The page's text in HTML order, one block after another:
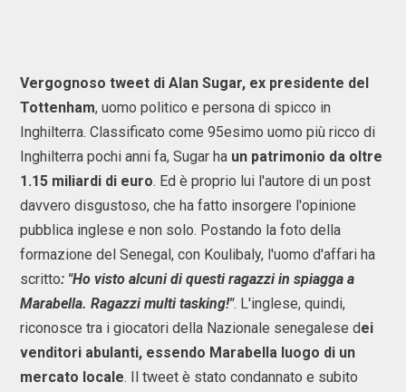
Vergognoso tweet di Alan Sugar, ex presidente del
Tottenham, uomo politico e persona di spicco in
Inghilterra. Classificato come 95esimo uomo più ricco di
Inghilterra pochi anni fa, Sugar ha un patrimonio da oltre
1.15 miliardi di euro. Ed è proprio lui l'autore di un post
davvero disgustoso, che ha fatto insorgere l'opinione
pubblica inglese e non solo. Postando la foto della
formazione del Senegal, con Koulibaly, l'uomo d'affari ha
scritto: "Ho visto alcuni di questi ragazzi in spiagga a
Marabella. Ragazzi multi tasking!". L'inglese, quindi,
riconosce tra i giocatori della Nazionale senegalese dei
venditori abulanti, essendo Marabella luogo di un
mercato locale. Il tweet è stato condannato e subito